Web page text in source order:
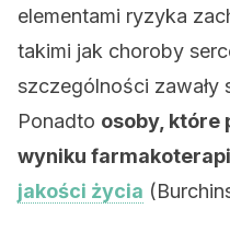
elementami ryzyka
takimi jak choroby
szczególności zawały
Ponadto osoby, które
wyniku
jakości życia